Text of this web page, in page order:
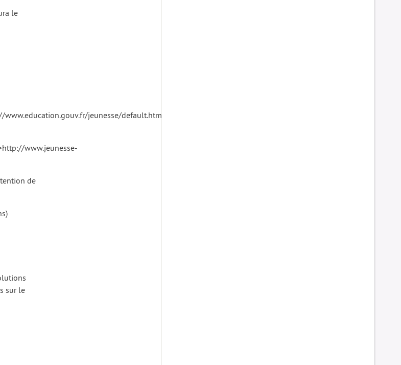
le
jeunesse/default.htm
www.jeunesse-
de
sur le